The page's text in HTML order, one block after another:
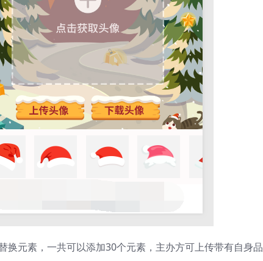
换元素，一共可以添加30个元素，主办方可上传带有自身